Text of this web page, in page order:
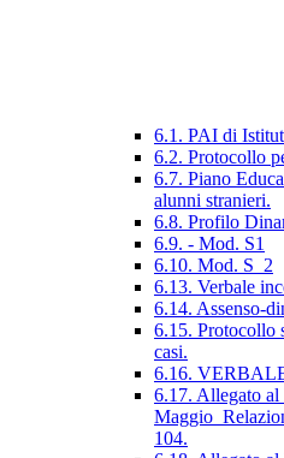
6.1. PAI di
6.2. Protocollo
6.7. Piano
alunni stranieri.
6.8. Profilo
6.9. - Mod. S1
6.10. Mod. S_2
6.13. Verbale
6.14. Assenso-
6.15. Protocollo
casi.
6.16.
6.17. Allegato
104.